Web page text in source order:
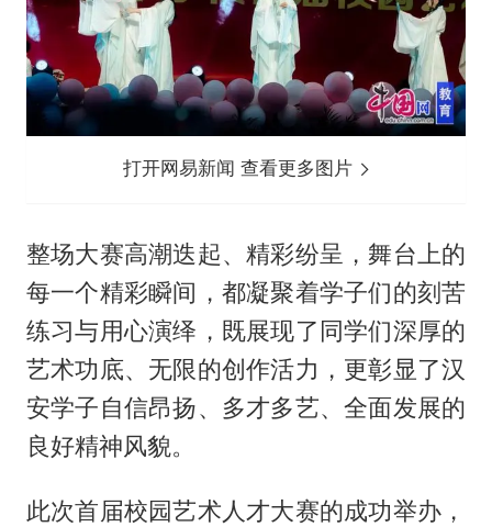
打开网易新闻 查看更多图片
整场大赛高潮迭起、精彩纷呈，舞台上的
每一个精彩瞬间，都凝聚着学子们的刻苦
练习与用心演绎，既展现了同学们深厚的
艺术功底、无限的创作活力，更彰显了汉
安学子自信昂扬、多才多艺、全面发展的
良好精神风貌。
此次首届校园艺术人才大赛的成功举办，